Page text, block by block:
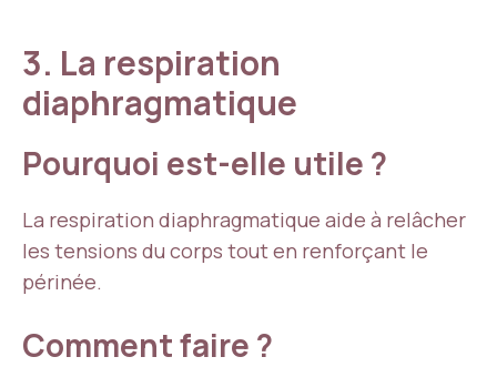
3. La respiration
diaphragmatique
Pourquoi est-elle utile ?
La respiration diaphragmatique aide à relâcher
les tensions du corps tout en renforçant le
périnée.
Comment faire ?